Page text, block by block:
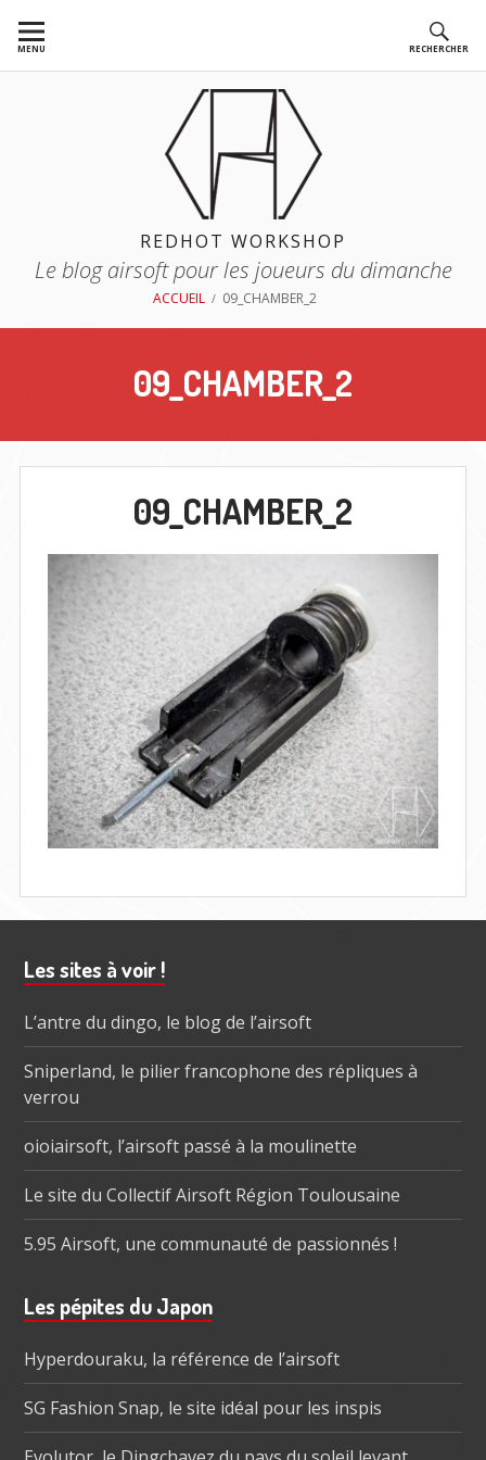
auMENU RECHERCHER
REDHOT WORKSHOP
Le blog airsoft pour les joueurs du dimanche
ACCUEIL 09_CHAMBER_2
09_CHAMBER_2
09_CHAMBER_2
Barre
subsidiaire
Les sites à voir !
L’antre du dingo, le blog de l’airsoft
Sniperland, le pilier francophone des répliques à
verrou
oioiairsoft, l’airsoft passé à la moulinette
Le site du Collectif Airsoft Région Toulousaine
5.95 Airsoft, une communauté de passionnés !
Les pépites du Japon
Hyperdouraku, la référence de l’airsoft
SG Fashion Snap, le site idéal pour les inspis